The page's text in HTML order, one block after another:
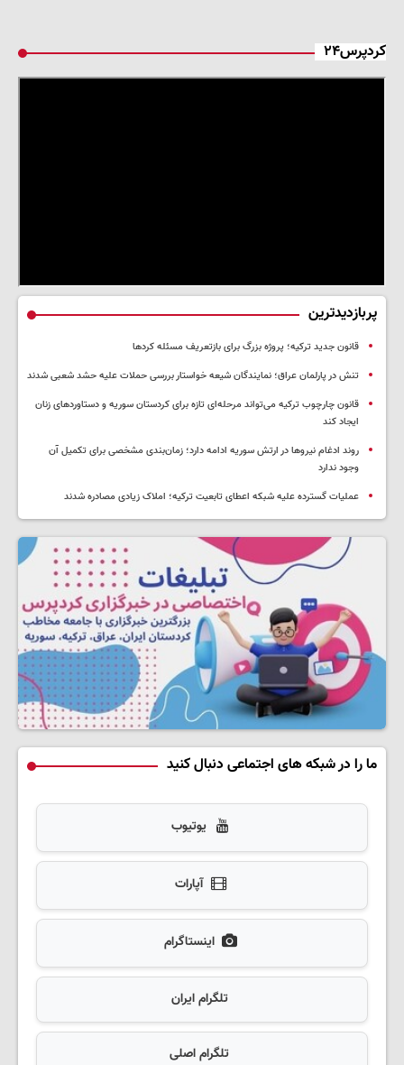
کردپرس۲۴
پربازدیدترین
قانون جدید ترکیه؛ پروژه بزرگ‌ برای بازتعریف مسئله کردها
تنش در پارلمان عراق؛ نمایندگان شیعه خواستار بررسی حملات علیه حشد شعبی شدند
قانون چارچوب ترکیه می‌تواند مرحله‌ای تازه برای کردستان سوریه و دستاوردهای زنان
ایجاد کند
روند ادغام نیروها در ارتش سوریه ادامه دارد؛ زمان‌بندی مشخصی برای تکمیل آن
وجود ندارد
عملیات گسترده علیه شبکه اعطای تابعیت ترکیه؛ املاک زیادی مصادره شدند
ما را در شبکه های اجتماعی دنبال کنید
یوتیوب
آپارات
اینستاگرام
تلگرام ایران
تلگرام اصلی